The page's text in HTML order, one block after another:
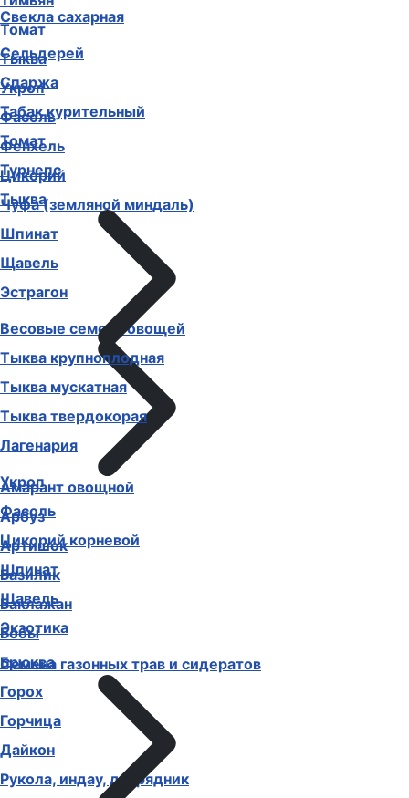
Томат
Тыква
Укроп
Фасоль
Фенхель
Цикорий
Чуфа (земляной миндаль)
Шпинат
Щавель
Эстрагон
Весовые семена овощей
Амарант овощной
Арбуз
Артишок
Базилик
Баклажан
Бобы
Брюква
Горох
Горчица
Дайкон
Рукола, индау, двурядник
Свекла сахарная
Сельдерей
Спаржа
Табак курительный
Томат
Турнепс
Тыква
Тыква крупноплодная
Тыква мускатная
Тыква твердокорая
Лагенария
Укроп
Фасоль
Цикорий корневой
Шпинат
Щавель
Экзотика
Семена газонных трав и сидератов